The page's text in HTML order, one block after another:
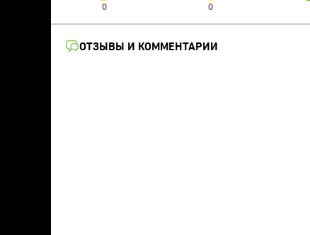
0 0
ОТЗЫВЫ И КОММЕНТАРИИ